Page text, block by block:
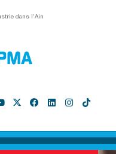
dans l’Ain